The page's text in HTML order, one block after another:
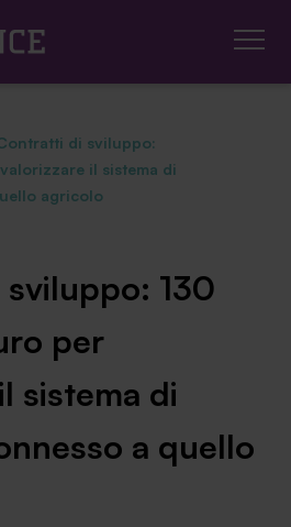
di sviluppo:
il sistema di
agricolo
130
per
sistema di
a quello